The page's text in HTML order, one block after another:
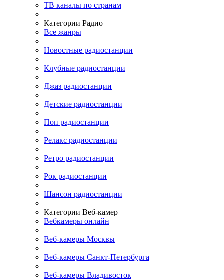
ТВ каналы по странам
Категории Радио
Все жанры
Новостные радиостанции
Клубные радиостанции
Джаз радиостанции
Детские радиостанции
Поп радиостанции
Релакс радиостанции
Ретро радиостанции
Рок радиостанции
Шансон радиостанции
Категории Веб-камер
Вебкамеры онлайн
Веб-камеры Москвы
Веб-камеры Санкт-Петербурга
Веб-камеры Владивосток